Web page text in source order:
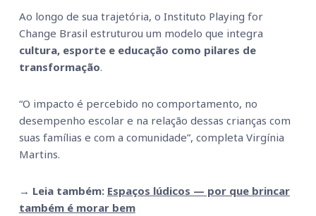
Ao longo de sua trajetória, o Instituto Playing for
Change Brasil estruturou um modelo que integra
cultura, esporte e educação como pilares de
transformação.
“O impacto é percebido no comportamento, no
desempenho escolar e na relação dessas crianças com
suas famílias e com a comunidade”, completa Virgínia
Martins.
→ Leia também: Espaços lúdicos — por que brincar
também é morar bem